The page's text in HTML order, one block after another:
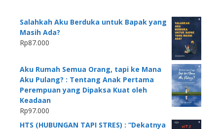
Salahkah Aku Berduka untuk Bapak yang
Masih Ada?
Rp87.000
Aku Rumah Semua Orang, tapi ke Mana
Aku Pulang? : Tentang Anak Pertama
Perempuan yang Dipaksa Kuat oleh
Keadaan
Rp97.000
HTS (HUBUNGAN TAPI STRES) : “Dekatnya